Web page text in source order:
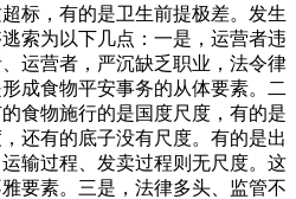
标，有的是卫生前提极差。发生
索为以下几点：一是，运营者违
运营者，严沉缺乏职业，法令律
成食物平安事务的从体要素。二
食物施行的是国度尺度，有的是
还有的底子没有尺度。有的是出
输过程、发卖过程则无尺度。这
要素。三是，法律多头、监管不